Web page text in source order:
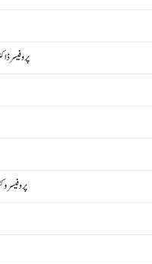
پروفیسر
پروفیسر